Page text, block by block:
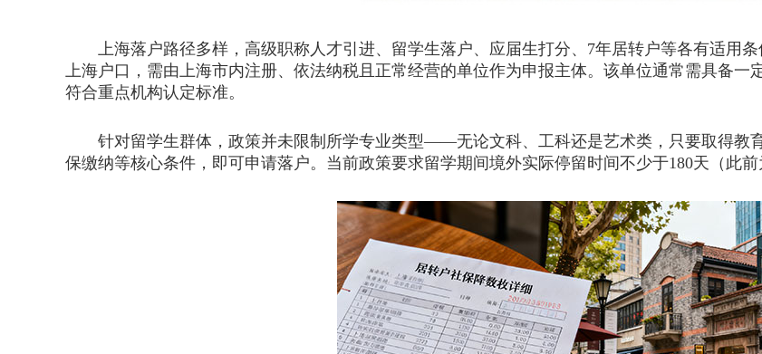
上海落户路径多样，高级职称人才引进、留学生落户、应届生打分、7年居转户等各有适用
上海户口，需由上海市内注册、依法纳税且正常经营的单位作为申报主体。该单位通常需具备一
符合重点机构认定标准。
针对留学生群体，政策并未限制所学专业类型——无论文科、工科还是艺术类，只要取得教
保缴纳等核心条件，即可申请落户。当前政策要求留学期间境外实际停留时间不少于180天（此前